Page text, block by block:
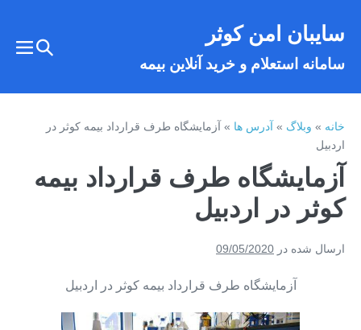
سایبان امن کوثر
سامانه استعلام و خرید آنلاین بیمه
تغییر
خانه»وبلاگ»آدرس ها»آزمایشگاه طرف قرارداد بیمه کوثر در
اردبیل
آزمایشگاه طرف قرارداد بیمه
کوثر در اردبیل
ارسال شده در 09/05/2020
آزمایشگاه طرف قرارداد بیمه کوثر در اردبیل